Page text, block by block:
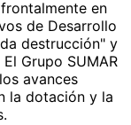
en
de Desarrollo
destrucción" y
Grupo SUMAR
avances
la dotación y la